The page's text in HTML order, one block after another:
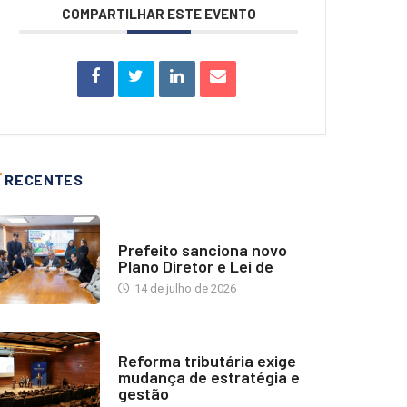
COMPARTILHAR ESTE EVENTO
RECENTES
Prefeito sanciona novo
Plano Diretor e Lei de
14 de julho de 2026
Reforma tributária exige
mudança de estratégia e
gestão